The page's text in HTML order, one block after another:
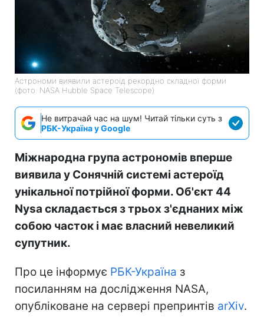
Астрономи виявили астероїд рекордно складної форми
(фото: NASA Hubble Space Telescope)
Не витрачай час на шум! Читай тільки суть з
РБК-Україна у Google
Міжнародна група астрономів вперше
виявила у Сонячній системі астероїд
унікальної потрійної форми. Об'єкт 44
Nysa складається з трьох з'єднаних між
собою часток і має власний невеликий
супутник.
Про це інформує РБК-Україна з
посиланням на дослідження NASA,
опубліковане на сервері препринтів arXiv.